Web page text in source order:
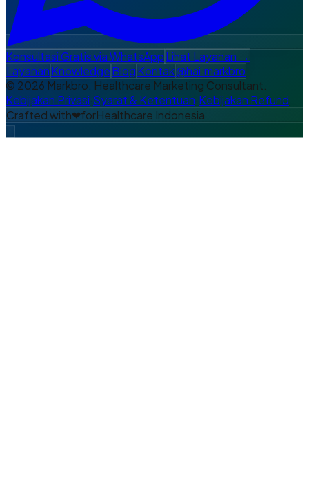
Konsultasi Gratis via WhatsAppLihat Layanan →
LayananKnowledgeBlogKontak@hai.markbro
© 2026 Markbro. Healthcare Marketing Consultant.
Kebijakan Privasi·Syarat & Ketentuan·Kebijakan Refund
Crafted with❤forHealthcare Indonesia